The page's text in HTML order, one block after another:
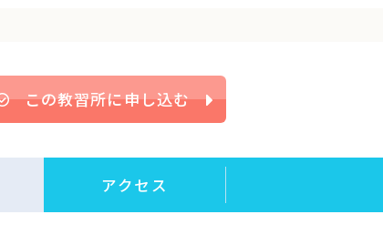
この教習所に申し込む
アクセス